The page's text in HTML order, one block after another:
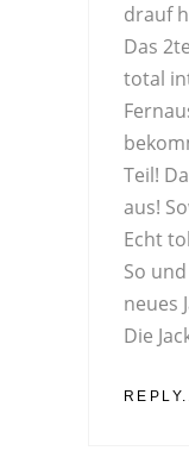
drauf
Das
total
Teil!
aus!
Echt
So
neues
Die